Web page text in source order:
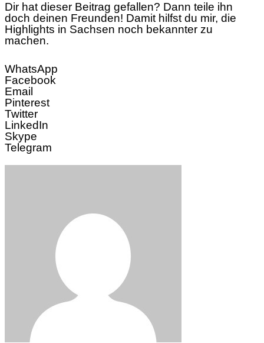
Dir hat dieser Beitrag gefallen? Dann teile ihn
doch deinen Freunden! Damit hilfst du mir, die
Highlights in Sachsen noch bekannter zu
machen.
WhatsApp
Facebook
Email
Pinterest
Twitter
LinkedIn
Skype
Telegram